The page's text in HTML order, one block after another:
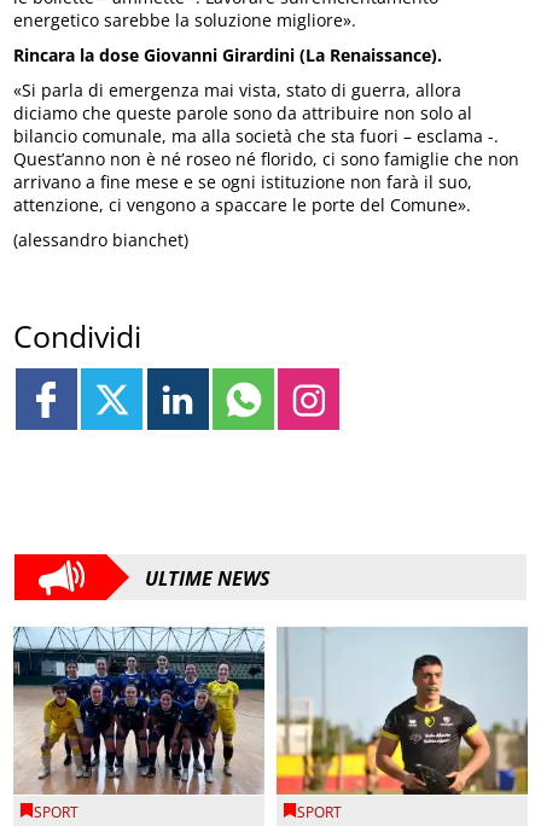
energetico sarebbe la soluzione migliore».
Rincara la dose Giovanni Girardini (La Renaissance).
«Si parla di emergenza mai vista, stato di guerra, allora
diciamo che queste parole sono da attribuire non solo al
bilancio comunale, ma alla società che sta fuori – esclama -.
Quest’anno non è né roseo né florido, ci sono famiglie che non
arrivano a fine mese e se ogni istituzione non farà il suo,
attenzione, ci vengono a spaccare le porte del Comune».
(alessandro bianchet)
Condividi
ULTIME NEWS
SPORT SPORT